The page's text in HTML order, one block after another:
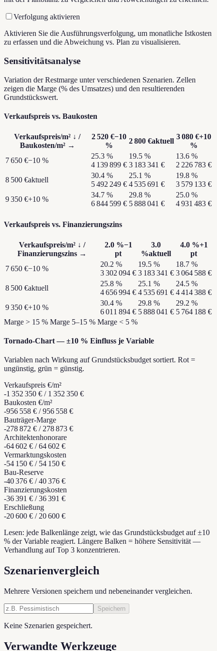
Verfolgung aktivieren
Aktivieren Sie die Ausführungsverfolgung, um monatliche Istkosten
zu erfassen und die Abweichung vs. Plan zu visualisieren.
Sensitivitätsanalyse
Variation der Restmarge unter verschiedenen Szenarien. Zellen
zeigen die Marge (% des Umsatzes) und den resultierenden
Grundstückswert.
Verkaufspreis vs. Baukosten
Verkaufspreis/m² ↓ /
Baukosten/m²→
2 520 €−10
%
2 800 €aktuell
3 080 €+10
%
7 650 €−10 %
25.3 %
4 139 899 €
19.5 %
3 183 341 €
13.6 %
2 226 783 €
8 500 €aktuell
30.4 %
5 492 249 €
25.1 %
4 535 691 €
19.8 %
3 579 133 €
9 350 €+10 %
34.7 %
6 844 599 €
29.8 %
5 888 041 €
25.0 %
4 931 483 €
Verkaufspreis vs. Finanzierungszins
Verkaufspreis/m²↓ /
Finanzierungszins→
2.0%−1
pt
3.0
%aktuell
4.0%+1
pt
7 650 €−10 %
20.2 %
3 302 094 €
19.5 %
3 183 341 €
18.7 %
3 064 588 €
8 500 €aktuell
25.8 %
4 656 994 €
25.1 %
4 535 691 €
24.5 %
4 414 388 €
9 350 €+10 %
30.4 %
6 011 894 €
29.8 %
5 888 041 €
29.2 %
5 764 188 €
Marge > 15 % Marge 5–15 % Marge < 5 %
Tornado-Chart — ±10 % Einfluss je Variable
Variablen nach Wirkung auf Grundstücksbudget sortiert. Rot =
ungünstig, grün = günstig.
Verkaufspreis €/m²
-1 352 350 € / 1 352 350 €
Baukosten €/m²
-956 558 € /956 558 €
Bauträger-Marge
-278 872 € /278 873 €
Architektenhonorare
-64 602 € /64 602 €
Vermarktungskosten
-54 150 € / 54 150 €
Bau-Reserve
-40 376 € /40 376 €
Finanzierungskosten
-36 391 € /36 391 €
Erschließung
-20 600 € /20 600 €
Lesen: jede Balkenlänge zeigt, wie das Grundstücksbudget auf ±10
% der Variable reagiert. Längere Balken = höhere Sensitivität —
Verhandlung auf Top 3 konzentrieren.
Szenarienvergleich
Mehrere Versionen speichern und nebeneinander vergleichen.
Speichern
Keine Szenarien gespeichert.
Verwandte Werkzeuge